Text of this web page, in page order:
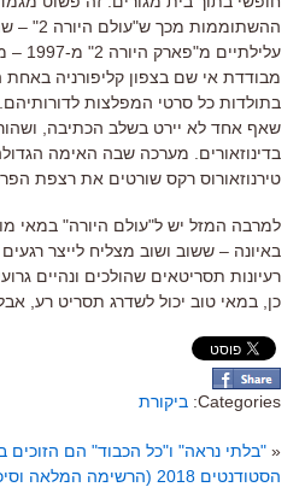
מבודדת אי שם בצפון קליפורניה
בתולדות כל סרטי המפלצות
שאף אחד לא יירט בשלב הכתיבה,
בדינוזאורים. מערכה שבה האימה
טירנוזאורוס רקס שורטים את רצפת
למרבה המזל יש ל"עולם היורה" במאי
באיונה – ששוב ושוב מצליח לייצר
רעיונות תסריטאים שהולכים ונהיים
כן, במאי טוב יכול לשדרג תסריט רע,
Categories: ביקורת
« "בלתי נראה" ו"כל הכבוד" הם הזוכים
הסטודנטים 2018 (הרשימה המלאה וסיכום אישי)